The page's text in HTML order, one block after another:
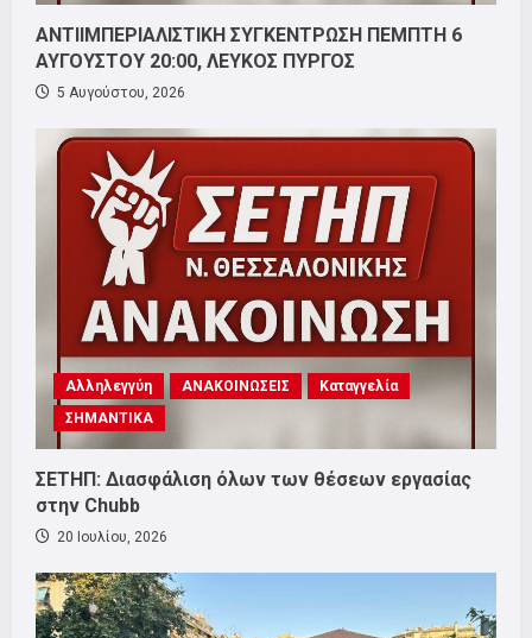
ΑΝΤΙΙΜΠΕΡΙΑΛΙΣΤΙΚΗ ΣΥΓΚΕΝΤΡΩΣΗ ΠΕΜΠΤΗ 6
ΑΥΓΟΥΣΤΟΥ 20:00, ΛΕΥΚΟΣ ΠΥΡΓΟΣ
5 Αυγούστου, 2026
Αλληλεγγύη ΑΝΑΚΟΙΝΩΣΕΙΣ
Καταγγελία
ΣΗΜΑΝΤΙΚΑ
ΣΕΤΗΠ: Διασφάλιση όλων των θέσεων εργασίας
στην Chubb
20 Ιουλίου, 2026